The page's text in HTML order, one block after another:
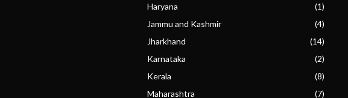
Haryana
(1)
Jammu and Kashmir
(4)
Jharkhand
(14)
Karnataka
(2)
Kerala
(8)
Maharashtra
(7)